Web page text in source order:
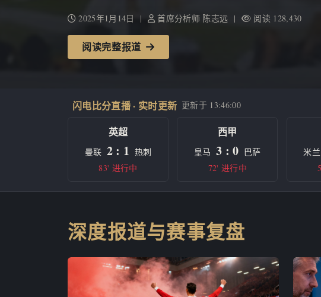
2025年1月14日 | 首席分析师 陈志远 | 阅读 128,430
阅读完整报道
闪电比分直播 · 实时更新 更新于 13:46:00
英超
曼联 2 : 1 热刺
83' 进行中
西甲
皇马 3 : 0 巴萨
72' 进行中
米兰
深度报道与赛事复盘